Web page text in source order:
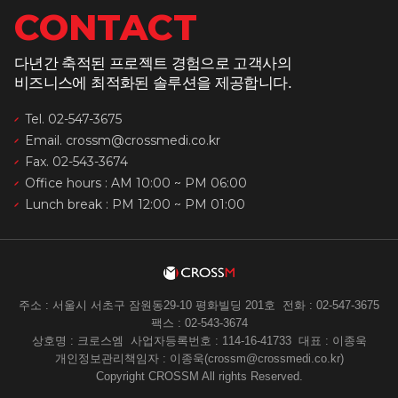
CONTACT
다년간 축적된 프로젝트 경험으로 고객사의
비즈니스에 최적화된 솔루션을 제공합니다.
Tel. 02-547-3675
Email. crossm@crossmedi.co.kr
Fax. 02-543-3674
Office hours : AM 10:00 ~ PM 06:00
Lunch break : PM 12:00 ~ PM 01:00
주소 : 서울시 서초구 잠원동29-10 평화빌딩 201호
전화 : 02-547-3675
팩스 : 02-543-3674
상호명 : 크로스엠
사업자등록번호 : 114-16-41733 대표 : 이종욱
개인정보관리책임자 : 이종욱(crossm@crossmedi.co.kr)
Copyright CROSSM All rights Reserved.